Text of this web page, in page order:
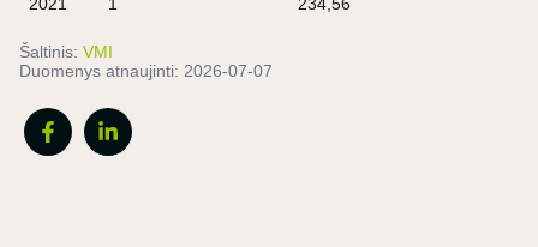
Šaltinis: VMI
Duomenys atnaujinti: 2026-07-07